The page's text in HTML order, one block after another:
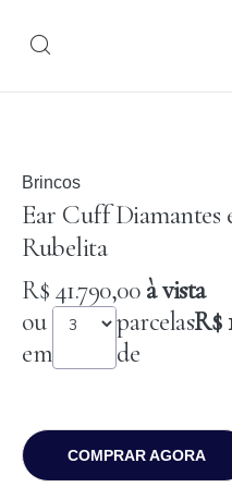
Brincos
Ear Cuff Diamantes
Rubelita
R$ 41.790,00à vista
ou
em
parcelas
de
R$
COMPRAR AGORA